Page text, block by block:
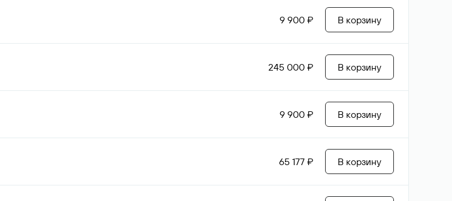
9 900 ₽ В корзину
245 000 ₽ В корзину
9 900 ₽ В корзину
65 177 ₽ В корзину